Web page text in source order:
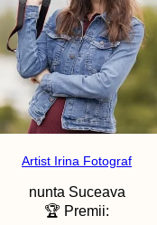
Artist Irina Fotograf
nunta Suceava
🏆 Premii: